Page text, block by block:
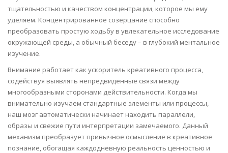
тщательностью и качеством концентрации, которое мы ему
уделяем. Концентрированное созерцание способно
преобразовать простую ходьбу в увлекательное исследование
окружающей среды, а обычный беседу – в глубокий ментальное
изучение.
Внимание работает как ускоритель креативного процесса,
содействуя выявлять непредвиденные связи между
многообразными сторонами действительности. Когда мы
внимательно изучаем стандартные элементы или процессы,
наш мозг автоматически начинает находить параллели,
образы и свежие пути интерпретации замечаемого. Данный
механизм преобразует привычное осмысление в креативное
познание, обогащая каждодневную реальность ценностью и